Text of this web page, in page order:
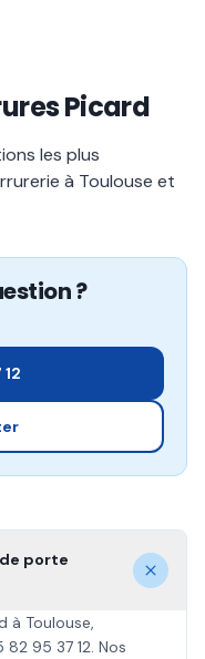
Picard
les plus
à Toulouse et
?
porte
à Toulouse,
95 37 12. Nos